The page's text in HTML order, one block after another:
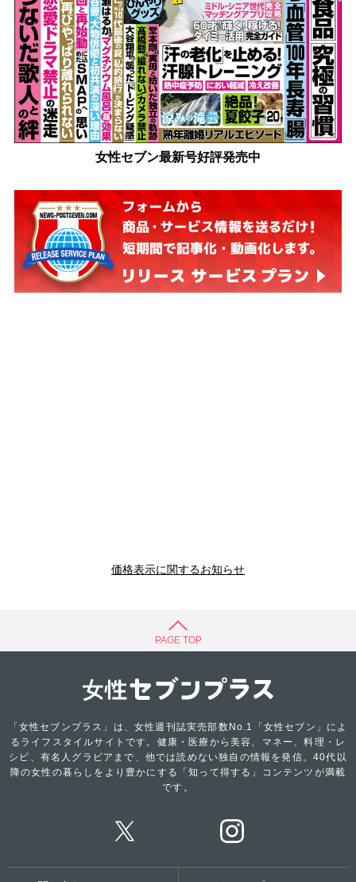
女性セブン最新号好評発売中
価格表示に関するお知らせ
PAGE TOP
「女性セブンプラス」は、女性週刊誌実売部数No.1「女性セブン」によ
るライフスタイルサイトです。健康・医療から美容、マネー、料理・レ
シピ、有名人グラビアまで、他では読めない独自の情報を発信。40代以
降の女性の暮らしをより豊かにする「知って得する」コンテンツが満載
です。